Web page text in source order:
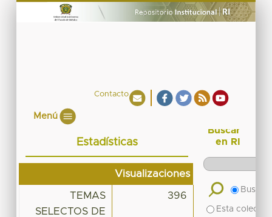
Contacto
Menú
Estadísticas
Visualizaciones
TEMAS
SELECTOS DE
396
Buscar
en RI
Buscar
Esta